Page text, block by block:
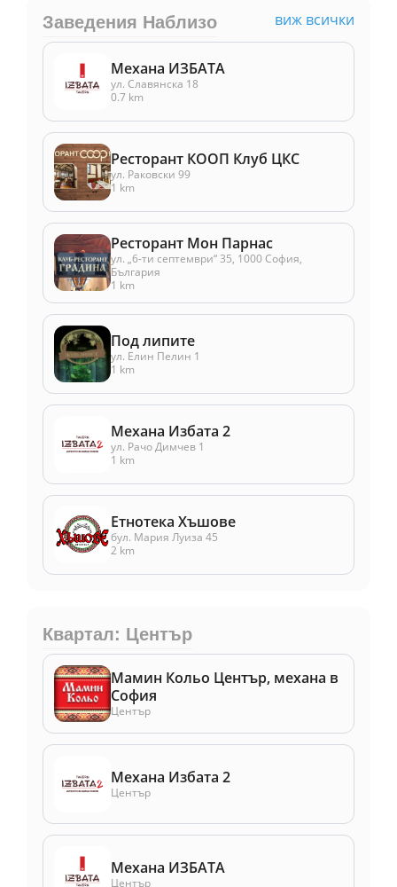
Заведения Наблизо виж всички
Механа ИЗБАТА
ул. Славянска 18
0.7 km
Ресторант КООП Клуб ЦКС
ул. Раковски 99
1 km
Ресторант Мон Парнас
ул. „6-ти септември“ 35, 1000 София,
България
1 km
Под липите
ул. Елин Пелин 1
1 km
Механа Избата 2
ул. Рачо Димчев 1
1 km
Етнотека Хъшове
бул. Мария Луиза 45
2 km
Квартал: Център
Мамин Кольо Център, механа в
София
Център
Механа Избата 2
Център
Механа ИЗБАТА
Център